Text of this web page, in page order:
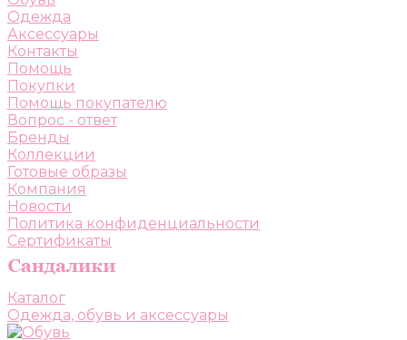
Одежда
Аксессуары
Контакты
Помощь
Покупки
Помощь покупателю
Вопрос - ответ
Бренды
Коллекции
Готовые образы
Компания
Новости
Политика конфиденциальности
Сертификаты
Каталог
Одежда, обувь и аксессуары